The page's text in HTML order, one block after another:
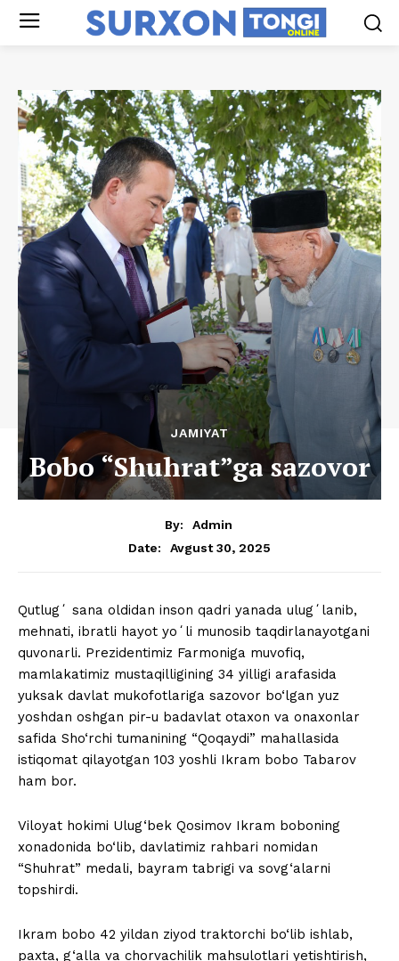
JAMIYAT
Bobo “Shuhrat”ga sazovor
By:
Admin
Date:
Avgust 30, 2025
Qutlugʻ sana oldidan inson qadri yanada ulugʻlanib,
mehnati, ibratli hayot yoʻli munosib taqdirlanayotgani
quvonarli. Prezidentimiz Farmoniga muvofiq,
mamlakatimiz mustaqilligining 34 yilligi arafasida
yuksak davlat mukofotlariga sazovor bo‘lgan yuz
yoshdan oshgan pir-u badavlat otaxon va onaxonlar
safida Sho‘rchi tumanining “Qoqaydi” mahallasida
istiqomat qilayotgan 103 yoshli Ikram bobo Tabarov
ham bor.
Viloyat hokimi Ulug‘bek Qosimov Ikram boboning
xonadonida bo‘lib, davlatimiz rahbari nomidan
“Shuhrat” medali, bayram tabrigi va sovg‘alarni
topshirdi.
Ikram bobo 42 yildan ziyod traktorchi bo‘lib ishlab,
paxta, g‘alla va chorvachilik mahsulotlari yetishtirish,